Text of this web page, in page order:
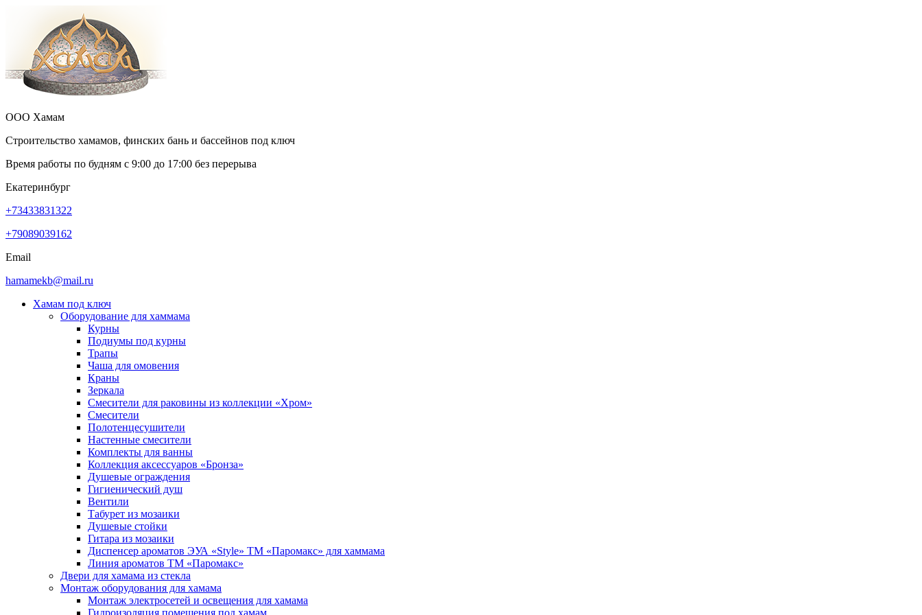
ООО Хамам
Строительство хамамов, финских бань и бассейнов под ключ
Время работы по будням с 9:00 до 17:00 без перерыва
Екатеринбург
+73433831322
+79089039162
Email
hamamekb@mail.ru
Хамам под ключ
Оборудование для хаммама
Курны
Подиумы под курны
Трапы
Чаша для омовения
Краны
Зеркала
Смесители для раковины из коллекции «Хром»
Смесители
Полотенцесушители
Настенные смесители
Комплекты для ванны
Коллекция аксессуаров «Бронза»
Душевые ограждения
Гигиенический душ
Вентили
Табурет из мозаики
Душевые стойки
Гитара из мозаики
Диспенсер ароматов ЭУА «Style» ТМ «Паромакс» для хаммама
Линия ароматов ТМ «Паромакс»
Двери для хамама из стекла
Монтаж оборудования для хамама
Монтаж электросетей и освещения для хамама
Гидроизоляция помещения под хамам